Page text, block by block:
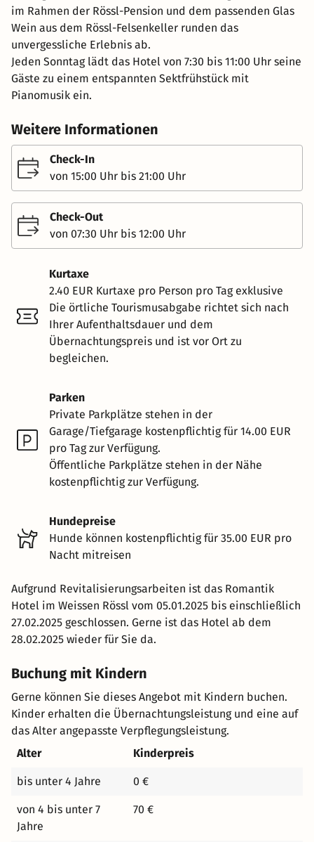
im Rahmen der Rössl-Pension und dem passenden Glas
Wein aus dem Rössl-Felsenkeller runden das
unvergessliche Erlebnis ab.
Jeden Sonntag lädt das Hotel von 7:30 bis 11:00 Uhr seine
Gäste zu einem entspannten Sektfrühstück mit
Pianomusik ein.
Weitere Informationen
Check-In
von 15:00 Uhr bis 21:00 Uhr
Check-Out
von 07:30 Uhr bis 12:00 Uhr
Kurtaxe
2.40 EUR Kurtaxe pro Person pro Tag exklusive
Die örtliche Tourismusabgabe richtet sich nach
Ihrer Aufenthaltsdauer und dem
Übernachtungspreis und ist vor Ort zu
begleichen.
Parken
Private Parkplätze stehen in der
Garage/Tiefgarage kostenpflichtig für 14.00 EUR
pro Tag zur Verfügung.
Öffentliche Parkplätze stehen in der Nähe
kostenpflichtig zur Verfügung.
Hundepreise
Hunde können kostenpflichtig für 35.00 EUR pro
Nacht mitreisen
Aufgrund Revitalisierungsarbeiten ist das Romantik
Hotel im Weissen Rössl vom 05.01.2025 bis einschließlich
27.02.2025 geschlossen. Gerne ist das Hotel ab dem
28.02.2025 wieder für Sie da.
Buchung mit Kindern
Gerne können Sie dieses Angebot mit Kindern buchen.
Kinder erhalten die Übernachtungsleistung und eine auf
das Alter angepasste Verpflegungsleistung.
Alter
Kinderpreis
bis unter 4 Jahre 0 €
von 4 bis unter 7
Jahre
70 €